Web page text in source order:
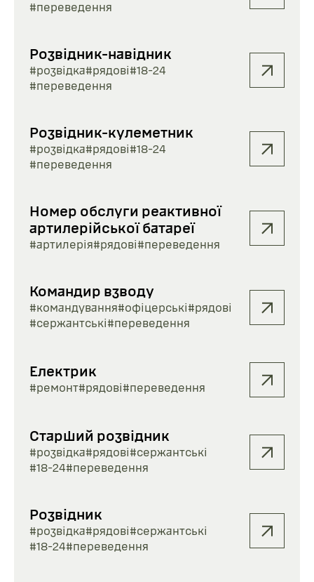
#переведення
Розвідник-навідник
#розвідка#рядові#18-24
#переведення
Розвідник-кулеметник
#розвідка#рядові#18-24
#переведення
Номер обслуги реактивної
артилерійської батареї
#артилерія#рядові#переведення
Командир взводу
#командування#офіцерські#рядові
#сержантські#переведення
Електрик
#ремонт#рядові#переведення
Старший розвідник
#розвідка#рядові#сержантські
#18-24#переведення
Розвідник
#розвідка#рядові#сержантські
#18-24#переведення